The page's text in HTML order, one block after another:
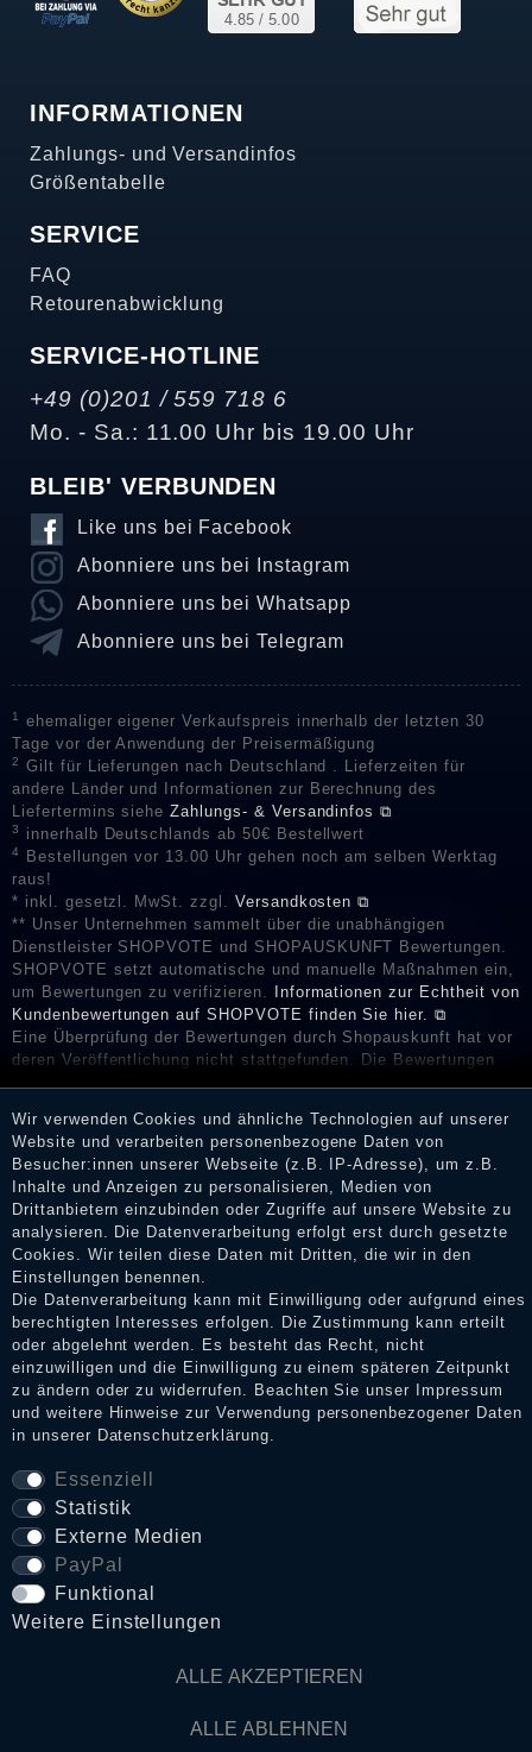
INFORMATIONEN
Zahlungs- und Versandinfos
Größentabelle
SERVICE
FAQ
Retourenabwicklung
SERVICE-HOTLINE
+49 (0)201 / 559 718 6
Mo. - Sa.: 11.00 Uhr bis 19.00 Uhr
BLEIB' VERBUNDEN
Like uns bei Facebook
Abonniere uns bei Instagram
Abonniere uns bei Whatsapp
Abonniere uns bei Telegram
1
ehemaliger eigener Verkaufspreis innerhalb der letzten 30
Tage vor der Anwendung der Preisermäßigung
2
Gilt für Lieferungen nach Deutschland . Lieferzeiten für
andere Länder und Informationen zur Berechnung des
Liefertermins sieheZahlungs- & Versandinfos ⧉
3 innerhalb Deutschlands ab 50€ Bestellwert
4
Bestellungen vor 13.00 Uhr gehen noch am selben Werktag
raus!
* inkl. gesetzl. MwSt. zzgl. Versandkosten ⧉
** Unser Unternehmen sammelt über die unabhängigen
Dienstleister SHOPVOTE und SHOPAUSKUNFT Bewertungen.
SHOPVOTE setzt automatische und manuelle Maßnahmen ein,
um Bewertungen zu verifizieren.
Informationen zur Echtheit von
Kundenbewertungen auf SHOPVOTE finden Sie hier. ⧉
Eine Überprüfung der Bewertungen durch Shopauskunft hat vor
deren Veröffentlichung nicht stattgefunden. Die Bewertungen
Erhalt einer Benachrichtigungs-E-Mail können Händler die
Bewertungen verifizieren und über die erfolgte Verifizierung im
Shop informieren.
Impressum
Daten­schutz­erklärung
AGB
Widerrufs­recht
VERTRAG WIDERRUFEN
© Copyright 2026 Dark Ages Glasche & Kuczwalska GbR
Wir verwenden Cookies und ähnliche Technologien auf unserer
Website und verarbeiten personenbezogene Daten von
Besucher:innen unserer Webseite (z.B. IP-Adresse), um z.B.
Inhalte und Anzeigen zu personalisieren, Medien von
Drittanbietern einzubinden oder Zugriffe auf unsere Website zu
analysieren. Die Datenverarbeitung erfolgt erst durch gesetzte
Cookies. Wir teilen diese Daten mit Dritten, die wir in den
Einstellungen benennen.
Die Datenverarbeitung kann mit Einwilligung oder aufgrund eines
berechtigten Interesses erfolgen. Die Zustimmung kann erteilt
oder abgelehnt werden. Es besteht das Recht, nicht
einzuwilligen und die Einwilligung zu einem späteren Zeitpunkt
zu ändern oder zu widerrufen. Beachten Sie unser
Impressum
und weitere Hinweise zur Verwendung personenbezogener Daten
in unserer Daten­schutz­erklärung.
Essenziell
Statistik
Externe Medien
PayPal
Funktional
Weitere Einstellungen
ALLE AKZEPTIEREN
ALLE ABLEHNEN